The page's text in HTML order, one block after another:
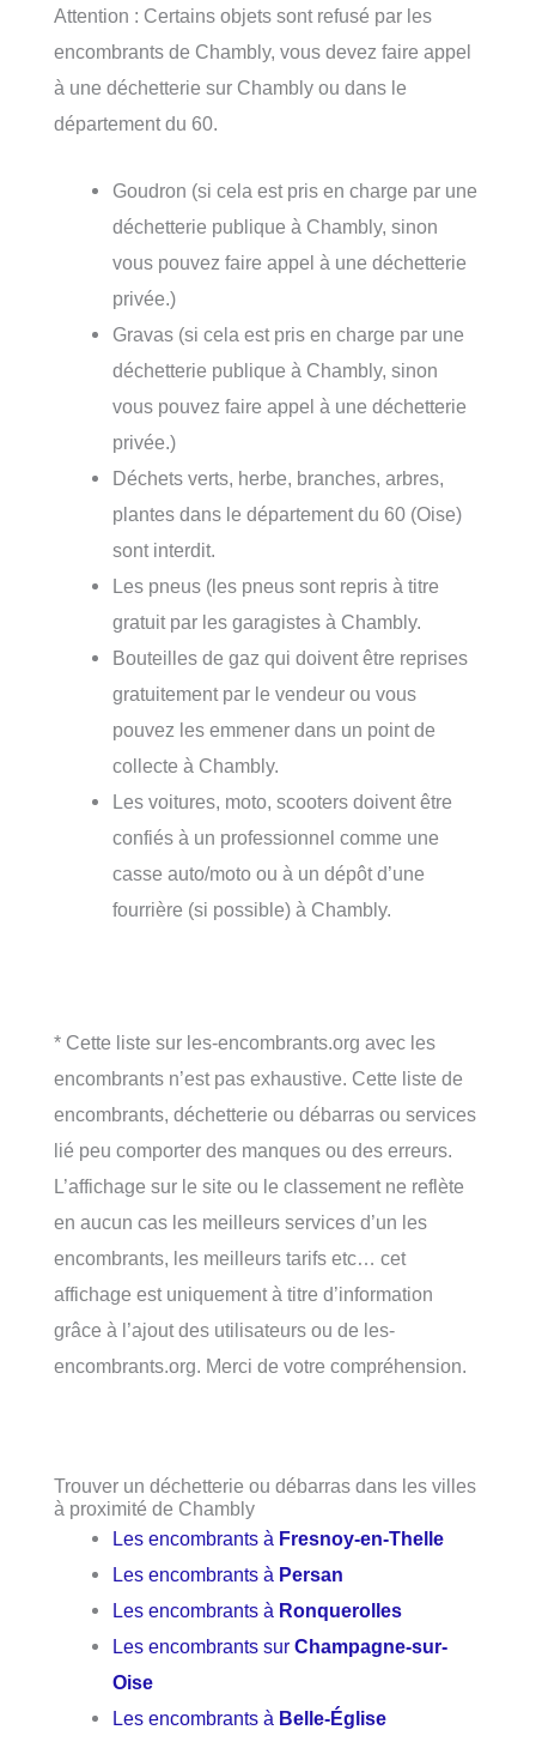
Attention : Certains objets sont refusé par les
encombrants de Chambly, vous devez faire appel
à une déchetterie sur Chambly ou dans le
département du 60.
Goudron (si cela est pris en charge par une
déchetterie publique à Chambly, sinon
vous pouvez faire appel à une déchetterie
privée.)
Gravas (si cela est pris en charge par une
déchetterie publique à Chambly, sinon
vous pouvez faire appel à une déchetterie
privée.)
Déchets verts, herbe, branches, arbres,
plantes dans le département du 60 (Oise)
sont interdit.
Les pneus (les pneus sont repris à titre
gratuit par les garagistes à Chambly.
Bouteilles de gaz qui doivent être reprises
gratuitement par le vendeur ou vous
pouvez les emmener dans un point de
collecte à Chambly.
Les voitures, moto, scooters doivent être
confiés à un professionnel comme une
casse auto/moto ou à un dépôt d’une
fourrière (si possible) à Chambly.
* Cette liste sur les-encombrants.org avec les
encombrants n’est pas exhaustive. Cette liste de
encombrants, déchetterie ou débarras ou services
lié peu comporter des manques ou des erreurs.
L’affichage sur le site ou le classement ne reflète
en aucun cas les meilleurs services d’un les
encombrants, les meilleurs tarifs etc… cet
affichage est uniquement à titre d’information
grâce à l’ajout des utilisateurs ou de les-
encombrants.org. Merci de votre compréhension.
Trouver un déchetterie ou débarras dans les villes
à proximité de Chambly
Les encombrants à Fresnoy-en-Thelle
Les encombrants à Persan
Les encombrants à Ronquerolles
Les encombrants surChampagne-sur-
Oise
Les encombrants à Belle-Église